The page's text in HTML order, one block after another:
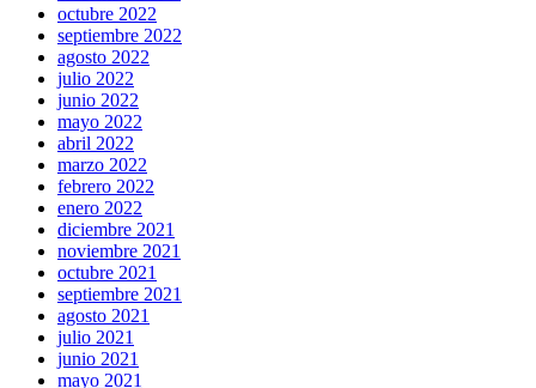
octubre 2022
septiembre 2022
agosto 2022
julio 2022
junio 2022
mayo 2022
abril 2022
marzo 2022
febrero 2022
enero 2022
diciembre 2021
noviembre 2021
octubre 2021
septiembre 2021
agosto 2021
julio 2021
junio 2021
mayo 2021